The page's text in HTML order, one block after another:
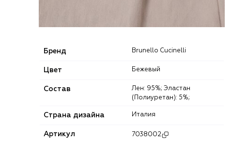
Бренд Brunello Cucinelli
Цвет Бежевый
Состав
Лен: 95%; Эластан
(Полиуретан): 5%;
Страна дизайна Италия
Артикул 7038002